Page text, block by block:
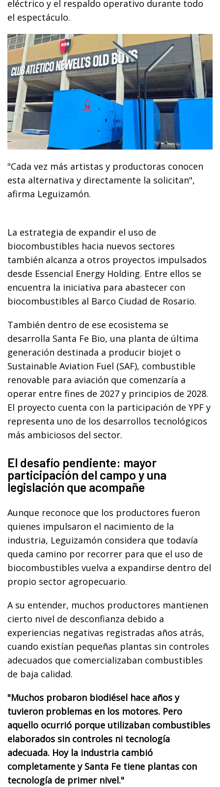
eléctrico y el respaldo operativo durante todo
el espectáculo.
"Cada vez más artistas y productoras conocen
esta alternativa y directamente la solicitan",
afirma Leguizamón.
La estrategia de expandir el uso de
biocombustibles hacia nuevos sectores
también alcanza a otros proyectos impulsados
desde Essencial Energy Holding. Entre ellos se
encuentra la iniciativa para abastecer con
biocombustibles al Barco Ciudad de Rosario.
También dentro de ese ecosistema se
desarrolla Santa Fe Bio, una planta de última
generación destinada a producir biojet o
Sustainable Aviation Fuel (SAF), combustible
renovable para aviación que comenzaría a
operar entre fines de 2027 y principios de 2028.
El proyecto cuenta con la participación de YPF y
representa uno de los desarrollos tecnológicos
más ambiciosos del sector.
El desafío pendiente: mayor
participación del campo y una
legislación que acompañe
Aunque reconoce que los productores fueron
quienes impulsaron el nacimiento de la
industria, Leguizamón considera que todavía
queda camino por recorrer para que el uso de
biocombustibles vuelva a expandirse dentro del
propio sector agropecuario.
A su entender, muchos productores mantienen
cierto nivel de desconfianza debido a
experiencias negativas registradas años atrás,
cuando existían pequeñas plantas sin controles
adecuados que comercializaban combustibles
de baja calidad.
"Muchos probaron biodiésel hace años y
tuvieron problemas en los motores. Pero
aquello ocurrió porque utilizaban combustibles
elaborados sin controles ni tecnología
adecuada. Hoy la industria cambió
completamente y Santa Fe tiene plantas con
tecnología de primer nivel."